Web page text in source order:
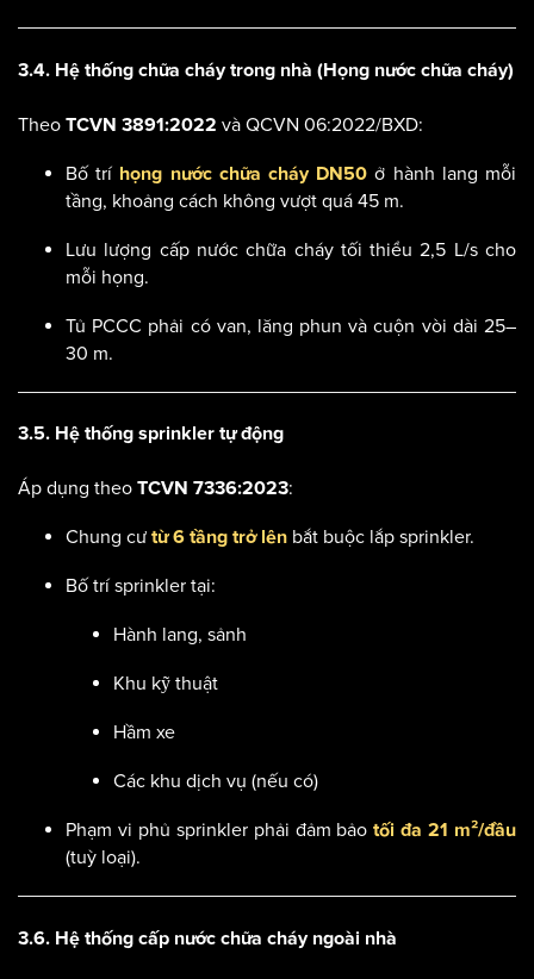
3.4. Hệ thống chữa cháy trong nhà (Họng nước chữa cháy)
Theo TCVN 3891:2022 và QCVN 06:2022/BXD:
Bố trí họng nước chữa cháy DN50 ở hành lang mỗi
tầng, khoảng cách không vượt quá 45 m.
Lưu lượng cấp nước chữa cháy tối thiểu 2,5 L/s cho
mỗi họng.
Tủ PCCC phải có van, lăng phun và cuộn vòi dài 25–
30 m.
3.5. Hệ thống sprinkler tự động
Áp dụng theo TCVN 7336:2023:
Chung cư từ 6 tầng trở lên bắt buộc lắp sprinkler.
Bố trí sprinkler tại:
Hành lang, sảnh
Khu kỹ thuật
Hầm xe
Các khu dịch vụ (nếu có)
Phạm vi phủ sprinkler phải đảm bảotối đa 21 m²/đầu
(tuỳ loại).
3.6. Hệ thống cấp nước chữa cháy ngoài nhà